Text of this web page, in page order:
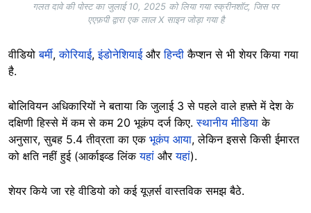
गलत दावे की पोस्ट का जुलाई 10, 2025 को लिया गया स्क्रीनशॉट, जिस पर
एएफ़पी द्वारा एक लाल X साइन जोड़ा गया है
वीडियोबर्मी,कोरियाई,इंडोनेशियाई औरहिन्दीकैप्शन से भी शेयर किया गया
है.
बोलिवियन अधिकारियों ने बताया कि जुलाई 3 से पहले वाले हफ़्ते में देश के
दक्षिणी हिस्से में कम से कम 20 भूकंप दर्ज किए.स्थानीय मीडिया के
अनुसार, सुबह 5.4 तीव्रता का एक भूकंप आया, लेकिन इससे किसी ईमारत
को क्षति नहीं हुई (आर्काइव्ड लिंकयहां औरयहां).
शेयर किये जा रहे वीडियो को कई यूज़र्स वास्तविक समझ बैठे.